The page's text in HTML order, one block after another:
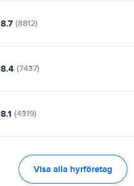
8.7 (8812)
8.4 (7437)
8.1 (4319)
Visa alla hyrföretag